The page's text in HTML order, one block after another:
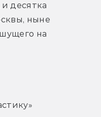
десятка
ныне
на